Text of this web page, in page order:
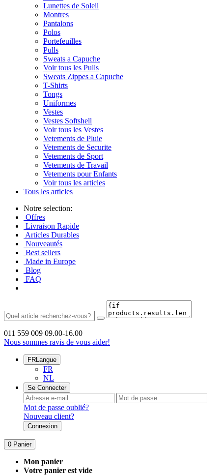
Lunettes de Soleil
Montres
Pantalons
Polos
Portefeuilles
Pulls
Sweats a Capuche
Voir tous les Pulls
Sweats Zippes a Capuche
T-Shirts
Tongs
Uniformes
Vestes
Vestes Softshell
Voir tous les Vestes
Vetements de Pluie
Vetements de Securite
Vetements de Sport
Vetements de Travail
Vetements pour Enfants
Voir tous les articles
Tous les articles
Notre selection:
Offres
Livraison Rapide
Articles Durables
Nouveautés
Best sellers
Made in Europe
Blog
FAQ
011 559 009 09.00-16.00
Nous sommes ravis de vous aider!
FRLangue
FR
NL
Se Connecter
Mot de passe oublié?
Nouveau client?
Connexion
0 Panier
Mon panier
Votre panier est vide